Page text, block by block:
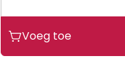
Ontluchtings
Nippel
Voeg toe